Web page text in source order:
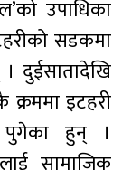
उपाधिका
सडकमा
दुईसातादेखि
क्रममा इटहरी
पुगेका हुन् ।